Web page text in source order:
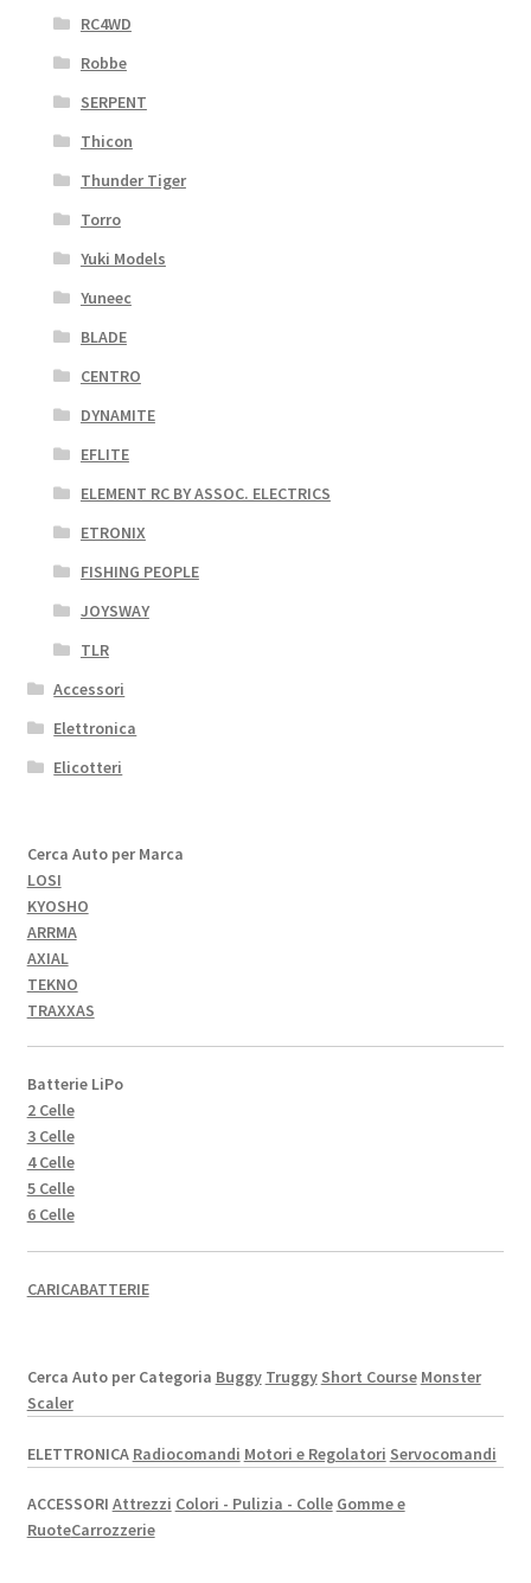
RC4WD
Robbe
SERPENT
Thicon
Thunder Tiger
Torro
Yuki Models
Yuneec
BLADE
CENTRO
DYNAMITE
EFLITE
ELEMENT RC BY ASSOC. ELECTRICS
ETRONIX
FISHING PEOPLE
JOYSWAY
TLR
Accessori
Elettronica
Elicotteri
Cerca Auto per Marca
LOSI
KYOSHO
ARRMA
AXIAL
TEKNO
TRAXXAS
Batterie LiPo
2 Celle
3 Celle
4 Celle
5 Celle
6 Celle
CARICABATTERIE
Cerca Auto per Categoria Buggy Truggy Short Course Monster
Scaler
ELETTRONICA Radiocomandi Motori e Regolatori Servocomandi
ACCESSORI Attrezzi Colori - Pulizia - Colle Gomme e
RuoteCarrozzerie